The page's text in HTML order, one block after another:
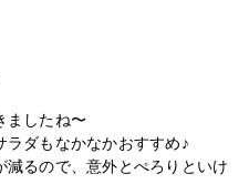
ましたね〜
ラダもなかなかおすすめ♪
るので、意外とぺろりといけ